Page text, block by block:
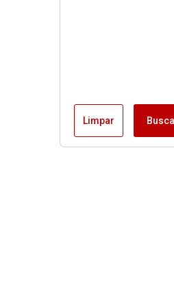
Limpar